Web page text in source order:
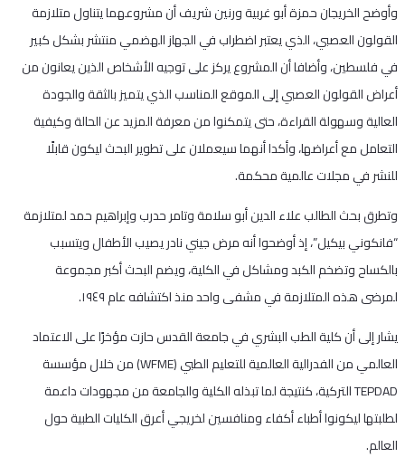
وأوضح الخريجان حمزة أبو غربية ورنين شريف أن مشروعهما يتناول متلازمة
القولون العصبي، الذي يعتبر اضطراب في الجهاز الهضمي منتشر بشكل كبير
في فلسطين، وأضافا أن المشروع يركز على توجيه الأشخاص الذين يعانون من
أعراض القولون العصبي إلى الموقع المناسب الذي يتميز بالثقة والجودة
العالية وسهولة القراءة، حتى يتمكنوا من معرفة المزيد عن الحالة وكيفية
التعامل مع أعراضها، وأكدا أنهما سيعملان على تطوير البحث ليكون قابلًا
للنشر في مجلات عالمية محكمة.
وتطرق بحث الطالب علاء الدين أبو سلامة وتامر حدرب وإبراهيم حمد لمتلازمة
“فانكوني بيكيل”، إذ أوضحوا أنه مرض جيني نادر يصيب الأطفال ويتسبب
بالكساح وتضخم الكبد ومشاكل في الكلية، ويضم البحث أكبر مجموعة
لمرضى هذه المتلازمة في مشفى واحد منذ اكتشافه عام ١٩٤٩.
يشار إلى أن كلية الطب البشري في جامعة القدس حازت مؤخرًا على الاعتماد
العالمي من الفدرالية العالمية للتعليم الطبي (WFME) من خلال مؤسسة
TEPDAD التركية، كنتيجة لما تبذله الكلية والجامعة من مجهودات داعمة
لطلبتها ليكونوا أطباء أكفاء ومنافسين لخريجي أعرق الكليات الطبية حول
العالم.